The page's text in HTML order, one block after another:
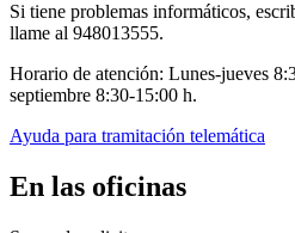
Si tiene problemas informáticos,
llame al 948013555.
Horario de atención: Lunes-jueves
septiembre 8:30-15:00 h.
Ayuda para tramitación telemática
En las oficinas